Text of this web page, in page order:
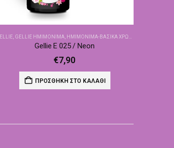
, GELLIE ΗΜΙΜΌΝΙΜΑ, ΗΜΙΜΌΝΙΜΑ-ΒΑΣΙΚΆ ΧΡΏΜΑΤΑ
Gellie E 025 / Neon
€7,90
ΠΡΟΣΘΉΚΗ ΣΤΟ ΚΑΛΆΘΙ